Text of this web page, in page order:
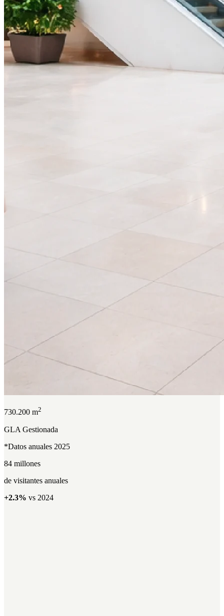
730.200 m2
GLA Gestionada
*Datos anuales 2025
84 millones
de visitantes anuales
+2.3% vs 2024